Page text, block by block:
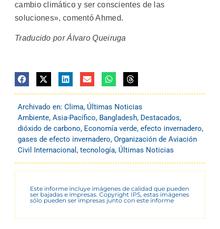
cambio climático y ser conscientes de las
soluciones», comentó Ahmed.
Traducido por Álvaro Queiruga
Archivado en: Clima, Últimas Noticias
Ambiente, Asia-Pacífico, Bangladesh, Destacados,
dióxido de carbono, Economía verde, efecto invernadero,
gases de efecto invernadero, Organización de Aviación
Civil Internacional , tecnología, Últimas Noticias
Este informe incluye imágenes de calidad que pueden
ser bajadas e impresas. Copyright IPS, estas imágenes
sólo pueden ser impresas junto con este informe